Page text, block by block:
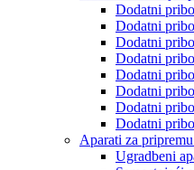
Dodatni
Dodatni
Dodatni
Dodatni
Dodatni
Dodatni
Dodatni
Dodatni
Aparati za
Ugradbeni